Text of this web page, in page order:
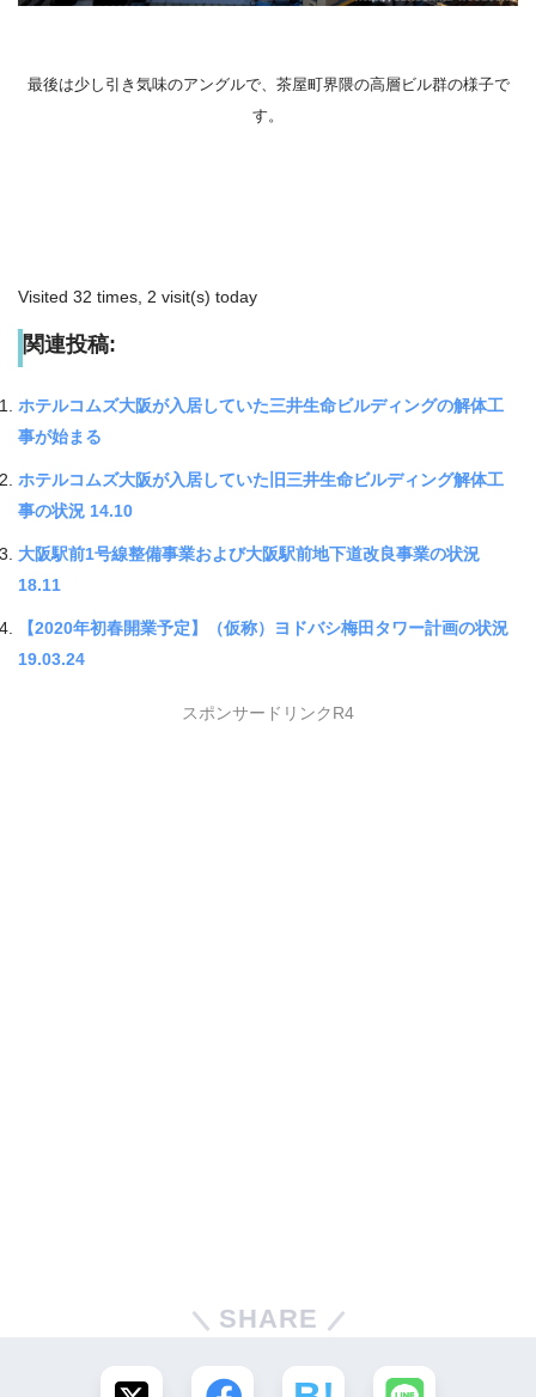
最後は少し引き気味のアングルで、茶屋町界隈の高層ビル群の様子で
す。
Visited 32 times, 2 visit(s) today
関連投稿:
ホテルコムズ大阪が入居していた三井生命ビルディングの解体工
事が始まる
ホテルコムズ大阪が入居していた旧三井生命ビルディング解体工
事の状況 14.10
大阪駅前1号線整備事業および大阪駅前地下道改良事業の状況
18.11
【2020年初春開業予定】（仮称）ヨドバシ梅田タワー計画の状況
19.03.24
スポンサードリンクR4
SHARE